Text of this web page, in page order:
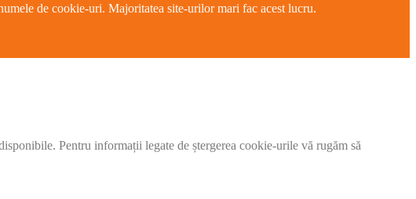
de cookie-uri. Majoritatea site-urilor mari fac acest lucru.
Pentru informații legate de ștergerea cookie-urile vă rugăm să